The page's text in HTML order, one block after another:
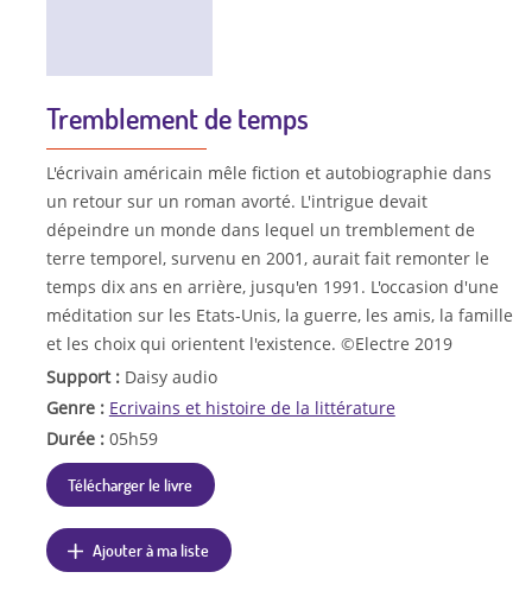
Tremblement de temps
L'écrivain américain mêle fiction et autobiographie dans
un retour sur un roman avorté. L'intrigue devait
dépeindre un monde dans lequel un tremblement de
terre temporel, survenu en 2001, aurait fait remonter le
temps dix ans en arrière, jusqu'en 1991. L'occasion d'une
méditation sur les Etats-Unis, la guerre, les amis, la famille
et les choix qui orientent l'existence. ©Electre 2019
Support : Daisy audio
Genre : Ecrivains et histoire de la littérature
Durée : 05h59
Télécharger le livre
Ajouter à ma liste